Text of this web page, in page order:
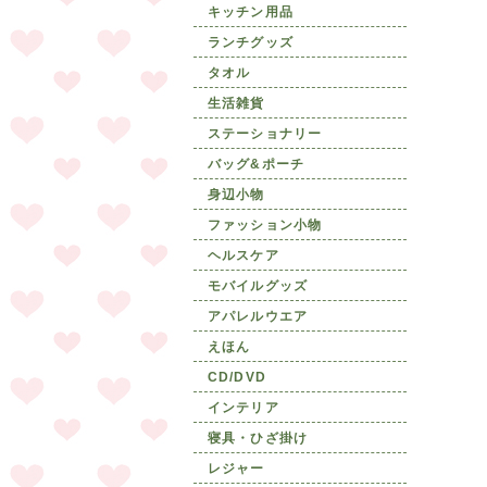
キッチン用品
ランチグッズ
タオル
生活雑貨
ステーショナリー
バッグ&ポーチ
身辺小物
ファッション小物
ヘルスケア
モバイルグッズ
アパレルウエア
えほん
CD/DVD
インテリア
寝具・ひざ掛け
レジャー